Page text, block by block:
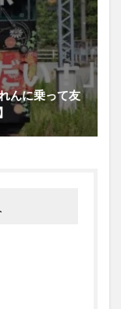
んに乗って友